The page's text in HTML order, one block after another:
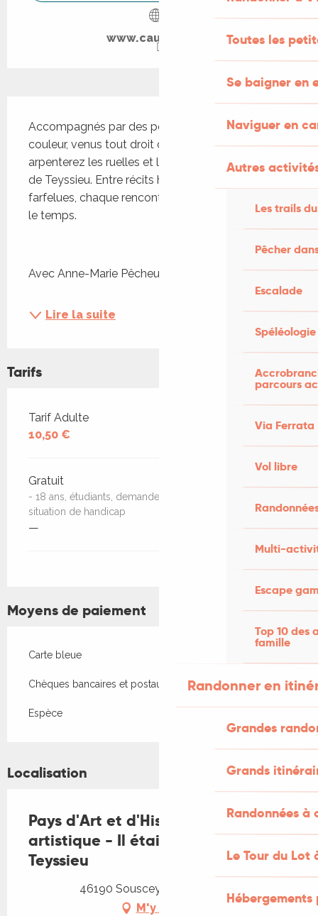
Toutes les
Se baigner en
Naviguer en
Autres
Les trails
Pêcher
Escalade
Spéléologie
parcours
Via Ferrata
Vol libre
Multi-
Escape
Top 10 des
famille
Randonner en
Grandes
Grands
Randonnées
Le Tour du Lot
www.cauvaldor.fr
Accompagnés par des personnages hauts en
couleur, venus tout droit d'une autre époque, vous
arpenterez les ruelles et les lieux emblématiques
de Teyssieu. Entre récits historiques et anecdotes
farfelues, chaque rencontre sera un voyage dans
le temps.
Avec Anne-Marie Pêcheur, historienne et Antonin...
Lire la suite
Tarifs
Tarifs 2026
Tarif Adulte
10,50 €
Gratuit
- 18 ans, étudiants, demandeurs d'emploi, personne en
situation de handicap
—
Moyens de paiement
Carte bleue
Chèques bancaires et postaux
Espèce
Localisation
Pays d'Art et d'Histoire : Visite
artistique - Il était une fois...
Teyssieu
46190 Sousceyrac-en-Quercy
M'y rendre